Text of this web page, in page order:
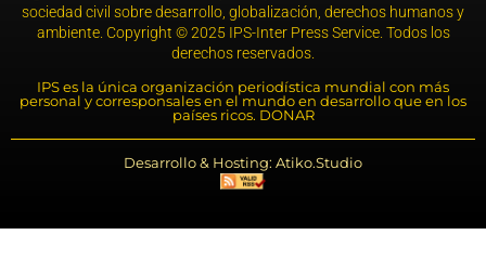
sociedad civil sobre desarrollo, globalización, derechos humanos y
ambiente. Copyright © 2025 IPS-Inter Press Service. Todos los
derechos reservados.
IPS es la única organización periodística mundial con más
personal y corresponsales en el mundo en desarrollo que en los
países ricos. DONAR
Desarrollo & Hosting: Atiko.Studio